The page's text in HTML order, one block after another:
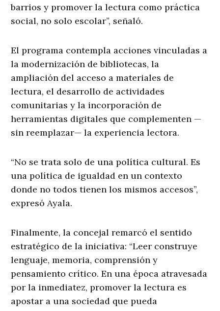
barrios y promover la lectura como práctica
social, no solo escolar”, señaló.
El programa contempla acciones vinculadas a
la modernización de bibliotecas, la
ampliación del acceso a materiales de
lectura, el desarrollo de actividades
comunitarias y la incorporación de
herramientas digitales que complementen —
sin reemplazar— la experiencia lectora.
“No se trata solo de una política cultural. Es
una política de igualdad en un contexto
donde no todos tienen los mismos accesos”,
expresó Ayala.
Finalmente, la concejal remarcó el sentido
estratégico de la iniciativa: “Leer construye
lenguaje, memoria, comprensión y
pensamiento crítico. En una época atravesada
por la inmediatez, promover la lectura es
apostar a una sociedad que pueda